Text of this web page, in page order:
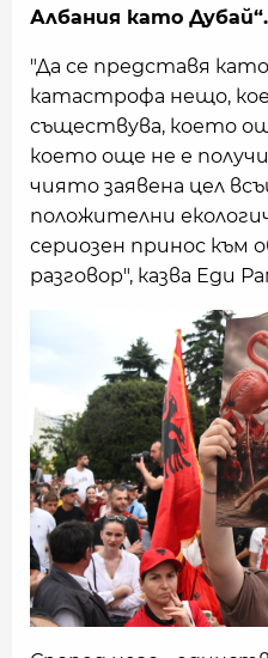
Албания като Дубай“.
"Да се представя
катастрофа нещо,
съществува, което
което още не е
чиято заявена цел
положителни
сериозен принос към
разговор", казва Еди